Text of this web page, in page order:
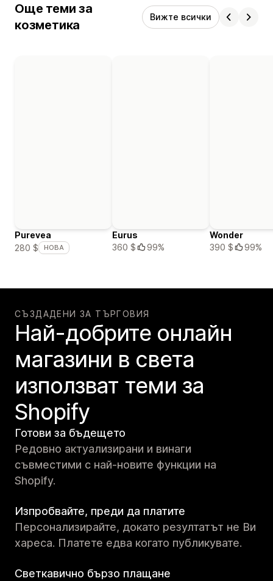
Още теми за
козметика
Вижте всички
Purevea
280 $
НОВА
Eurus
360 $
99%
Wonder
390 $
99%
СЪЗДАДЕНИ ЗА ТЪРГОВИЯ
Най-добрите онлайн
магазини в света
използват теми за
Shopify
Готови за бъдещето
Редовно актуализирани и винаги
съвместими с най-новите функции на
Shopify.
Изпробвайте, преди да платите
Персонализирайте, докато резултатът не Ви
хареса. Платете едва когато публикувате.
Светкавично бързо плащане